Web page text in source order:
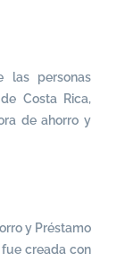
las personas
Costa Rica,
de ahorro y
y Préstamo
fue creada con